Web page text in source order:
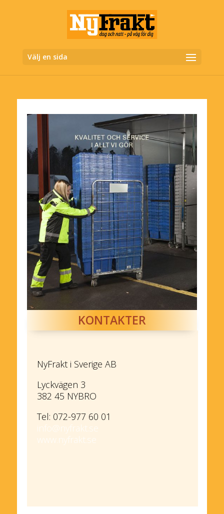
Välj en sida
KONTAKTER
NyFrakt i Sverige AB
Lyckvägen 3
382 45 NYBRO
Tel: 072-977 60 01
info@nyfrakt.se
www.nyfrakt.se